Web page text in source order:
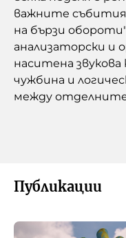
важните
на бързи
анализаторски и
наситена
чужбина и
между
Публикации